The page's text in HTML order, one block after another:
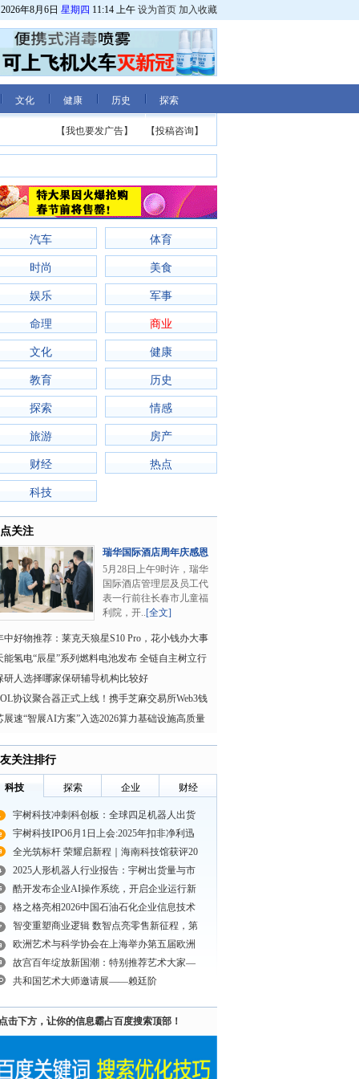
2026年8月6日 星期四 11:14 上午 设为首页 加入收藏
文化 健康 历史 探索
【投稿咨询】
【我也要发广告】
汽车 体育
时尚 美食
娱乐 军事
命理 商业
文化 健康
教育 历史
探索 情感
旅游 房产
财经 热点
科技
关注
瑞华国际酒店周年庆感恩
回馈公益行动：..
5月28日上午9时许，瑞华
国际酒店管理层及员工代
表一行前往长春市儿童福
利院，开..[全文]
中好物推荐：莱克天狼星S10 Pro，花小钱办大事
洁神器
能氢电“辰星”系列燃料电池发布 全链自主树立行
杆
研人选择哪家保研辅导机构比较好
协议聚合器正式上线！携手芝麻交易所Web3钱
强联手，打造
展速“智展AI方案”入选2026算力基础设施高质量
关注排行
科技 探索 企业 财经
宇树科技冲刺科创板：全球四足机器人出货
宇树科技IPO6月1日上会:2025年扣非净利迅
全光筑标杆 荣耀启新程｜海南科技馆获评20
2025人形机器人行业报告：宇树出货量与市
酷开发布企业AI操作系统，开启企业运行新
格之格亮相2026中国石油石化企业信息技术
智变重塑商业逻辑 数智点亮零售新征程，第
欧洲艺术与科学协会在上海举办第五届欧洲
故宫百年绽放新国潮：特别推荐艺术大家—
共和国艺术大师邀请展——赖廷阶
击下方，让你的信息霸占百度搜索顶部！